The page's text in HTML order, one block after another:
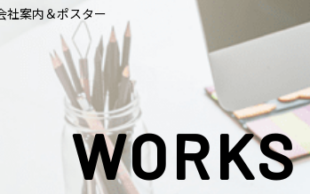
社案内＆ポスター
WORKS